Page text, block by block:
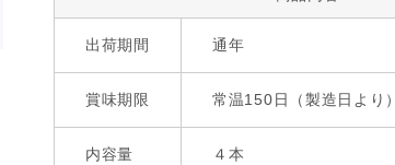
出荷期間 通年
賞味期限 常温150日（製造日より）
内容量 ４本